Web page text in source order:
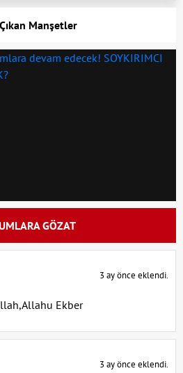
Manşetler
GÖZAT
3 ay önce eklendi.
Ekber
3 ay önce eklendi.